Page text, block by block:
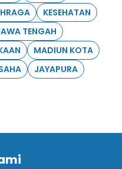
KESEHATAN
TENGAH
MADIUN KOTA
JAYAPURA